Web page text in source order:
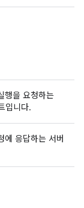
행을 요청하는
입니다.
에 응답하는 서버